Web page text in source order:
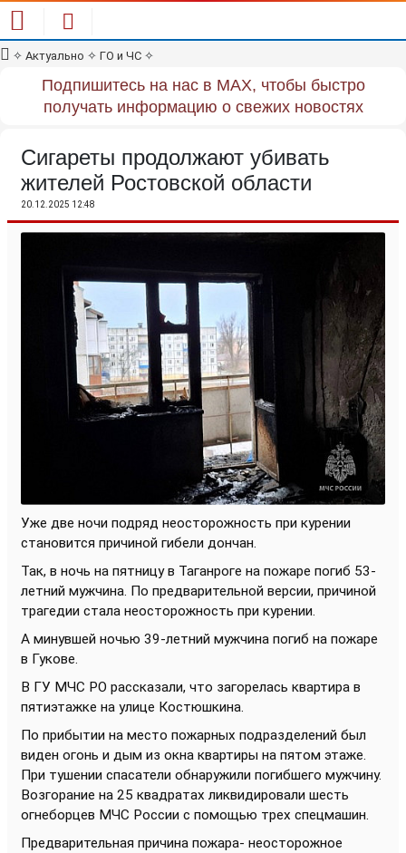
✧ Актуально ✧ ГО и ЧС ✧
Подпишитесь на нас в MAX, чтобы быстро
получать информацию о свежих новостях
Сигареты продолжают убивать
жителей Ростовской области
20.12.2025 12:48
Уже две ночи подряд неосторожность при курении
становится причиной гибели дончан.
Так, в ночь на пятницу в Таганроге на пожаре погиб 53-
летний мужчина. По предварительной версии, причиной
трагедии стала неосторожность при курении.
А минувшей ночью 39-летний мужчина погиб на пожаре
в Гукове.
В ГУ МЧС РО рассказали, что загорелась квартира в
пятиэтажке на улице Костюшкина.
По прибытии на место пожарных подразделений был
виден огонь и дым из окна квартиры на пятом этаже.
При тушении спасатели обнаружили погибшего мужчину.
Возгорание на 25 квадратах ликвидировали шесть
огнеборцев МЧС России с помощью трех спецмашин.
Предварительная причина пожара- неосторожное